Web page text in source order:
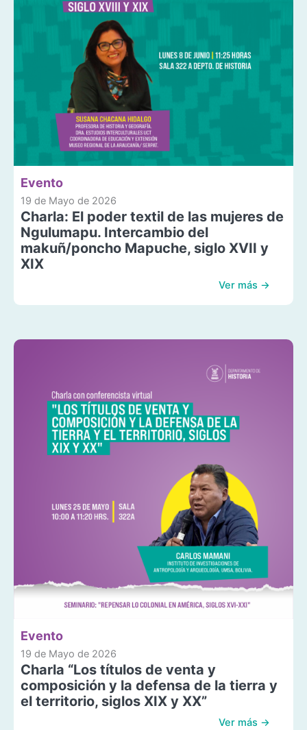
Evento
19 de Mayo de 2026
Charla: El poder textil de las mujeres de
Ngulumapu. Intercambio del
makuñ/poncho Mapuche, siglo XVII y
XIX
Ver más →
Evento
19 de Mayo de 2026
Charla “Los títulos de venta y
composición y la defensa de la tierra y
el territorio, siglos XIX y XX”
Ver más →